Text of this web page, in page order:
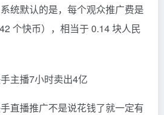
统默认的是，每个观众推广费是
个快币），相当于 0.14 块人民
直播推广不是说花钱了就一定有